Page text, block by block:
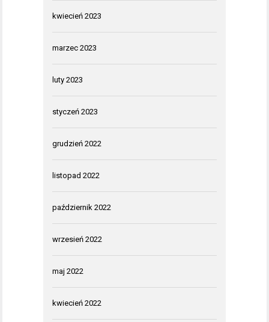
kwiecień 2023
marzec 2023
luty 2023
styczeń 2023
grudzień 2022
listopad 2022
październik 2022
wrzesień 2022
maj 2022
kwiecień 2022